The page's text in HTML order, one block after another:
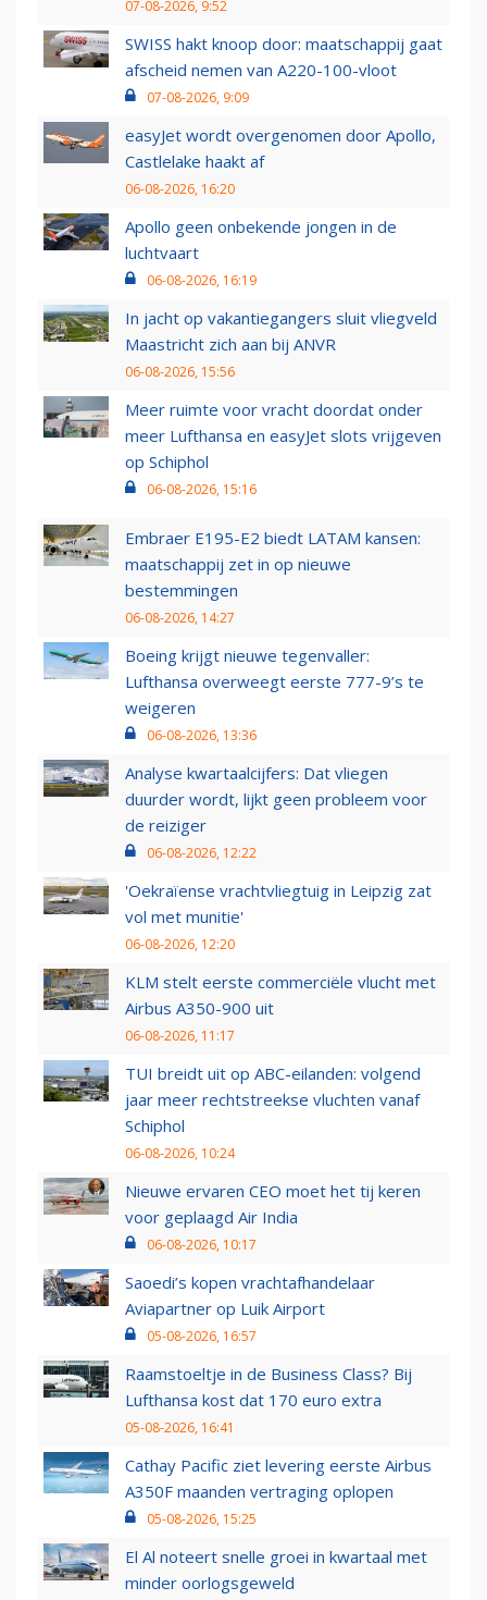
07-08-2026, 9:52
SWISS hakt knoop door: maatschappij gaat
afscheid nemen van A220-100-vloot
07-08-2026, 9:09
easyJet wordt overgenomen door Apollo,
Castlelake haakt af
06-08-2026, 16:20
Apollo geen onbekende jongen in de
luchtvaart
06-08-2026, 16:19
In jacht op vakantiegangers sluit vliegveld
Maastricht zich aan bij ANVR
06-08-2026, 15:56
Meer ruimte voor vracht doordat onder
meer Lufthansa en easyJet slots vrijgeven
op Schiphol
06-08-2026, 15:16
Embraer E195-E2 biedt LATAM kansen:
maatschappij zet in op nieuwe
bestemmingen
06-08-2026, 14:27
Boeing krijgt nieuwe tegenvaller:
Lufthansa overweegt eerste 777-9’s te
weigeren
06-08-2026, 13:36
Analyse kwartaalcijfers: Dat vliegen
duurder wordt, lijkt geen probleem voor
de reiziger
06-08-2026, 12:22
'Oekraïense vrachtvliegtuig in Leipzig zat
vol met munitie'
06-08-2026, 12:20
KLM stelt eerste commerciële vlucht met
Airbus A350-900 uit
06-08-2026, 11:17
TUI breidt uit op ABC-eilanden: volgend
jaar meer rechtstreekse vluchten vanaf
Schiphol
06-08-2026, 10:24
Nieuwe ervaren CEO moet het tij keren
voor geplaagd Air India
06-08-2026, 10:17
Saoedi’s kopen vrachtafhandelaar
Aviapartner op Luik Airport
05-08-2026, 16:57
Raamstoeltje in de Business Class? Bij
Lufthansa kost dat 170 euro extra
05-08-2026, 16:41
Cathay Pacific ziet levering eerste Airbus
A350F maanden vertraging oplopen
05-08-2026, 15:25
El Al noteert snelle groei in kwartaal met
minder oorlogsgeweld